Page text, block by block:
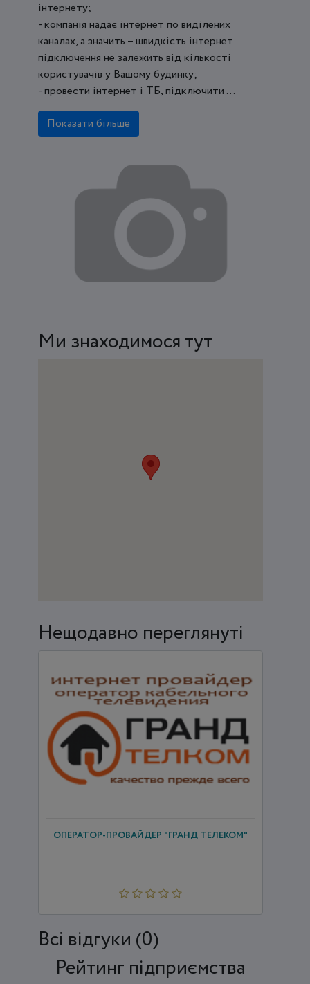
інтернету;
- компанія надає інтернет по виділених
каналах, а значить – швидкість інтернет
підключення не залежить від кількості
користувачів у Вашому будинку;
- провести інтернет і ТБ, підключити ...
Показати більше
Ми знаходимося тут
Нещодавно переглянуті
ОПЕРАТОР-ПРОВАЙДЕР "ГРАНД ТЕЛЕКОМ"
Всi відгуки (0)
Рейтинг підприємства